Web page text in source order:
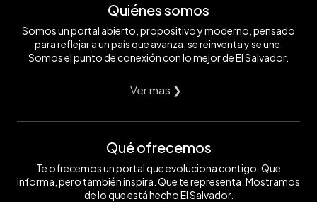
Quiénes somos
Somos un portal abierto, propositivo y moderno, pensado
para reflejar a un país que avanza, se reinventa y se une.
Somos el punto de conexión con lo mejor de El Salvador.
Ver mas ❯
Qué ofrecemos
Te ofrecemos un portal que evoluciona contigo. Que
informa, pero también inspira. Que te representa. Mostramos
de lo que está hecho El Salvador.